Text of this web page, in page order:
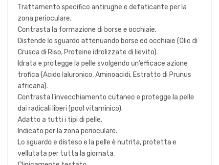
Trattamento specifico antirughe e defaticante per la
zona perioculare.
Contrasta la formazione di borse e occhiaie.
Distende lo sguardo attenuando borse ed occhiaie (Olio di
Crusca di Riso, Proteine idrolizzate di lievito).
Idrata e protegge la pelle svolgendo un’efficace azione
trofica (Acido Ialuronico, Aminoacidi, Estratto di Prunus
africana).
Contrasta l’invecchiamento cutaneo e protegge la pelle
dai radicali liberi (pool vitaminico).
Adatto a tutti i tipi di pelle.
Indicato per la zona perioculare.
Lo sguardo e disteso e la pelle è nutrita, protetta e
vellutata per tutta la giornata.